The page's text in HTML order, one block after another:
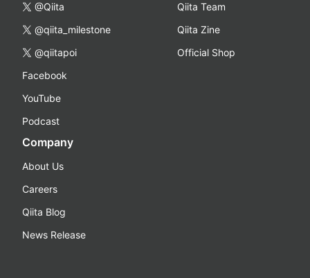
@Qiita
@qiita_milestone
@qiitapoi
Facebook
YouTube
Podcast
Qiita Team
Qiita Zine
Official Shop
Company
About Us
Careers
Qiita Blog
News Release